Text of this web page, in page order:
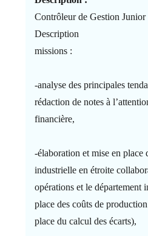
Contrôleur de Gestion Junior
Description
missions :
-analyse des principales
rédaction de notes à
financière,
-élaboration et mise en place
industrielle en étroite
opérations et le département
place des coûts de
place du calcul des écarts),